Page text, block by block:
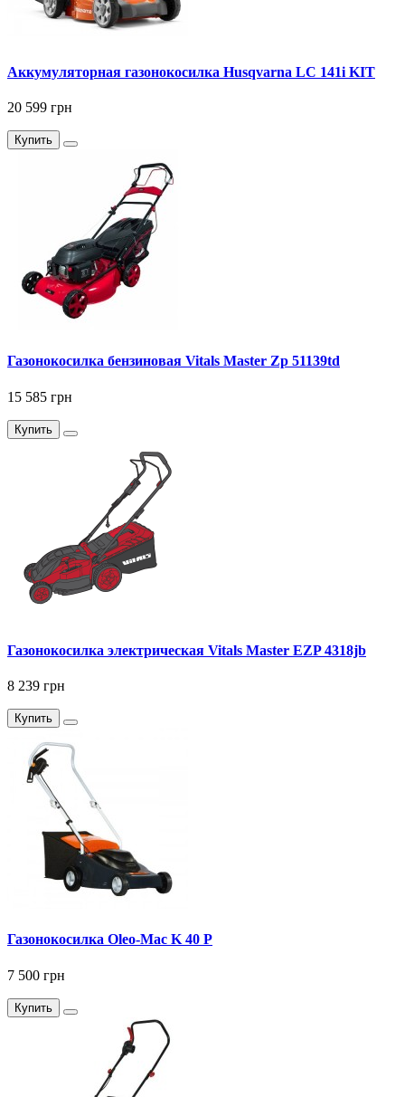
Аккумуляторная газонокосилка Husqvarna LC 141i KIT
20 599 грн
Купить
Газонокосилка бензиновая Vitals Master Zp 51139td
15 585 грн
Купить
Газонокосилка электрическая Vitals Master EZP 4318jb
8 239 грн
Купить
Газонокосилка Оlео-Маc K 40 P
7 500 грн
Купить